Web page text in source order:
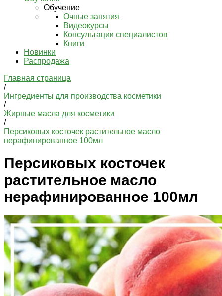
Обучение
Очные занятия
Видеокурсы
Консультации специалистов
Книги
Новинки
Распродажа
Главная страница
/
Ингредиенты для производства косметики
/
Жирные масла для косметики
/
Персиковых косточек растительное масло
нерафинированное 100мл
Персиковых косточек
растительное масло
нерафинированное 100мл